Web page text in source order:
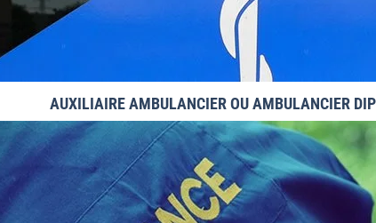
AUXILIAIRE AMBULANCIER OU AMBULANCIER